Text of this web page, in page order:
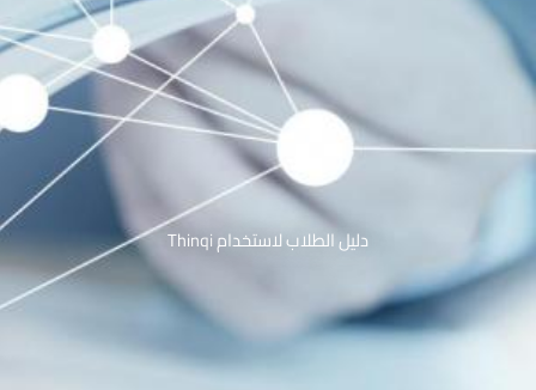
دليل الطلاب لاستخدام Thinqi